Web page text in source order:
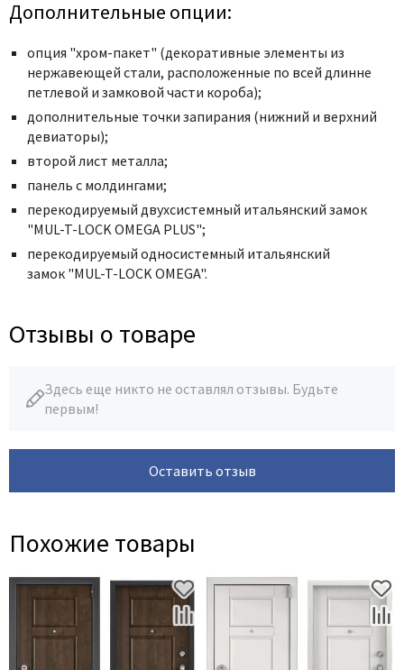
Profilo Porte
Protector
Regidoors
STR
Torex
Tupai
Uberture
Venezia Unique
Viporte
Дополнительные опции:
опция "хром-пакет" (декоративные элементы из
нержавеющей стали, расположенные по всей длинне
петлевой и замковой части короба);
дополнительные точки запирания (нижний и верхний
девиаторы);
второй лист металла;
панель с молдингами;
перекодируемый двухсистемный итальянский замок
"MUL-T-LOCK OMEGA PLUS";
перекодируемый односистемный итальянский
замок "MUL-T-LOCK OMEGA".
Отзывы о товаре
Здесь еще никто не оставлял отзывы. Будьте
первым!
Оставить отзыв
Похожие товары